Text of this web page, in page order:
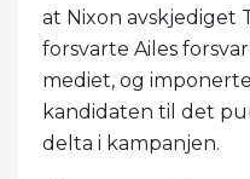
at Nixon avskjediget
forsvarte Ailes
mediet, og
kandidaten til det
delta i kampanjen.